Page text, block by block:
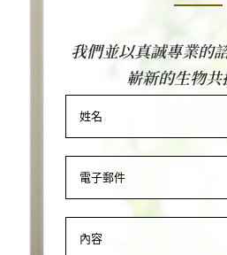
我們並以真誠專業的
嶄新的生物共